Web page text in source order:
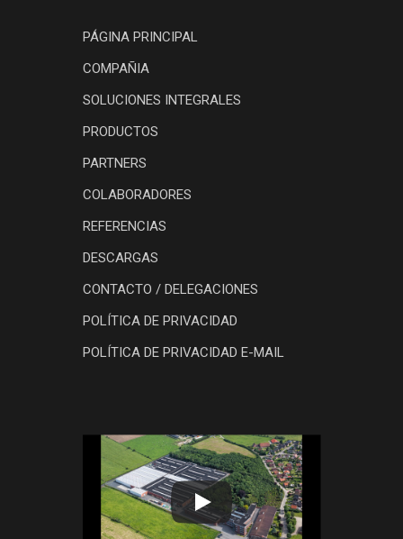
PÁGINA PRINCIPAL
COMPAÑIA
SOLUCIONES INTEGRALES
PRODUCTOS
PARTNERS
COLABORADORES
REFERENCIAS
DESCARGAS
CONTACTO / DELEGACIONES
POLÍTICA DE PRIVACIDAD
POLÍTICA DE PRIVACIDAD E-MAIL